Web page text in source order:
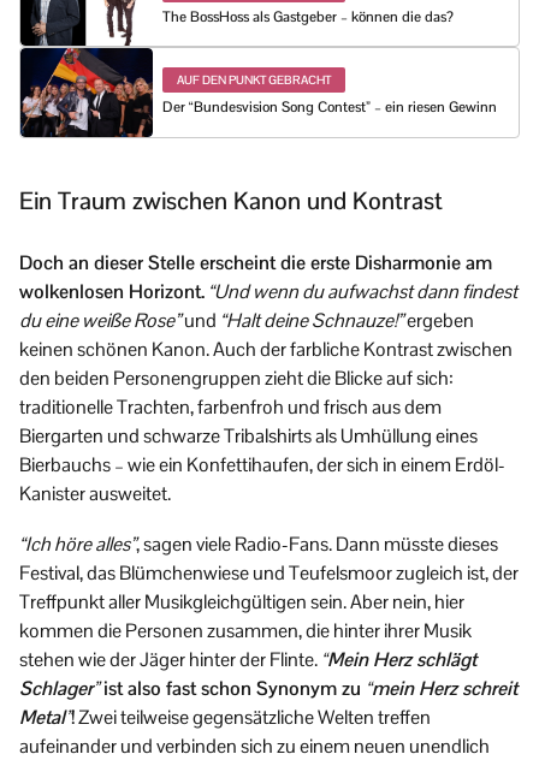
The BossHoss als Gastgeber – können die das?
AUF DEN PUNKT GEBRACHT
Der “Bundesvision Song Contest” – ein riesen Gewinn
Ein Traum zwischen Kanon und Kontrast
Doch an dieser Stelle erscheint die erste Disharmonie am
wolkenlosen Horizont. “Und wenn du aufwachst dann findest
du eine weiße Rose”und “Halt deine Schnauze!”ergeben
keinen schönen Kanon. Auch der farbliche Kontrast zwischen
den beiden Personengruppen zieht die Blicke auf sich:
traditionelle Trachten, farbenfroh und frisch aus dem
Biergarten und schwarze Tribalshirts als Umhüllung eines
Bierbauchs – wie ein Konfettihaufen, der sich in einem Erdöl-
Kanister ausweitet.
“Ich höre alles”, sagen viele Radio-Fans. Dann müsste dieses
Festival, das Blümchenwiese und Teufelsmoor zugleich ist, der
Treffpunkt aller Musikgleichgültigen sein. Aber nein, hier
kommen die Personen zusammen, die hinter ihrer Musik
stehen wie der Jäger hinter der Flinte. “Mein Herz schlägt
Schlager”ist also fast schon Synonym zu “mein Herz schreit
Metal”!Zwei teilweise gegensätzliche Welten treffen
aufeinander und verbinden sich zu einem neuen unendlich